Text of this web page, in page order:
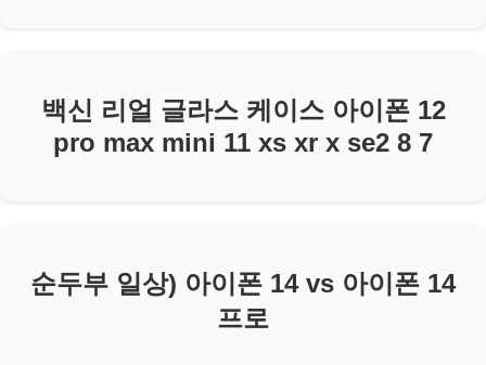
백신 리얼 글라스 케이스 아이폰 12
pro max mini 11 xs xr x se2 8 7
순두부 일상) 아이폰 14 vs 아이폰 14
프로